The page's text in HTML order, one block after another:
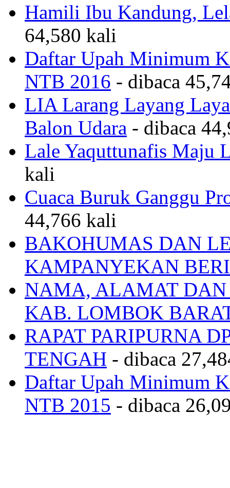
Hamili Ibu Kandung,
64,580 kali
Daftar Upah Minimum
NTB 2016 - dibaca
LIA Larang Layang
Balon Udara - dibaca
Lale Yaquttunafis Maju
kali
Cuaca Buruk Ganggu
44,766 kali
BAKOHUMAS DAN
KAMPANYEKAN
NAMA, ALAMAT DAN
KAB. LOMBOK
RAPAT PARIPURNA
TENGAH - dibaca
Daftar Upah Minimum
NTB 2015 - dibaca